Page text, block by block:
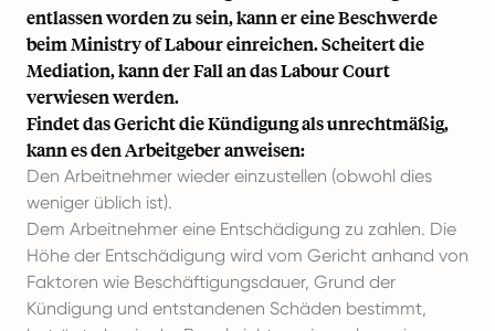
entlassen worden zu sein, kann er eine Beschwerde
beim Ministry of Labour einreichen. Scheitert die
Mediation, kann der Fall an das Labour Court
verwiesen werden.
Findet das Gericht die Kündigung als unrechtmäßig,
kann es den Arbeitgeber anweisen:
Den Arbeitnehmer wieder einzustellen (obwohl dies
weniger üblich ist).
Dem Arbeitnehmer eine Entschädigung zu zahlen. Die
Höhe der Entschädigung wird vom Gericht anhand von
Faktoren wie Beschäftigungsdauer, Grund der
Kündigung und entstandenen Schäden bestimmt,